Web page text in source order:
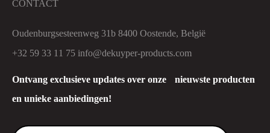
Ontvang exclusieve updates over onze nieuwste producten
en unieke aanbiedingen!
CONTACT
Oudenburgsesteenweg 31b 8400 Oostende, België
+32 59 33 11 75 info@dekuyper-products.com